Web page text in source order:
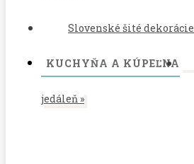
Slovenské šité dekorácie
KUCHYŇA A KÚPEĽNA
jedáleň »